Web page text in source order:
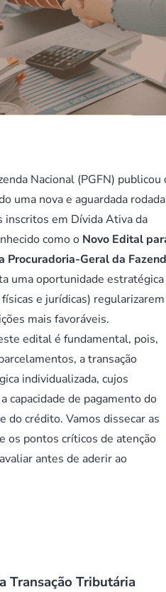
Nacional (PGFN) publicou
uma nova e aguardada rodada
inscritos em Dívida Ativa da
como o Novo Edital
Procuradoria-Geral da
uma oportunidade estratégica
e jurídicas) regularizarem
mais favoráveis.
edital é fundamental, pois,
a transação
individualizada, cujos
capacidade de pagamento do
do crédito. Vamos dissecar as
os pontos críticos de atenção
antes de aderir ao
Transação Tributária